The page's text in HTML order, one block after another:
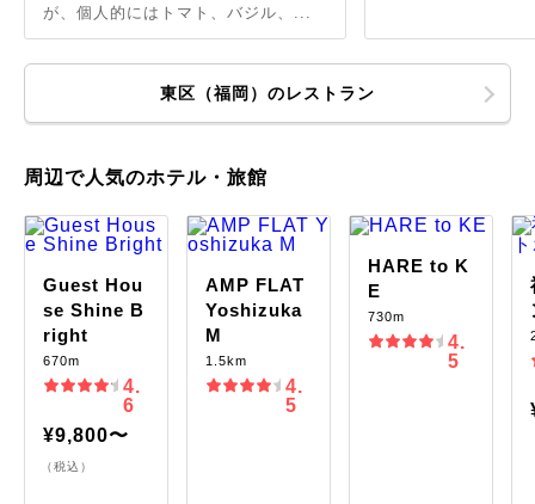
が、個人的にはトマト、バジル、...
東区（福岡）のレストラン
周辺で人気のホテル・旅館
Guest Hou
se Shine B
right
670m
4.
6
¥9,800〜
（税込）
AMP FLAT
Yoshizuka
M
1.5km
4.
5
HARE to K
E
730m
4.
5